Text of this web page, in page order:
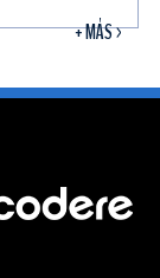
+ MÁS >